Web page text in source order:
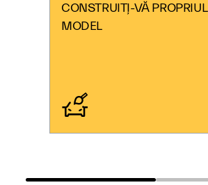
CONSTRUIȚI-VĂ PROPRIUL
MODEL